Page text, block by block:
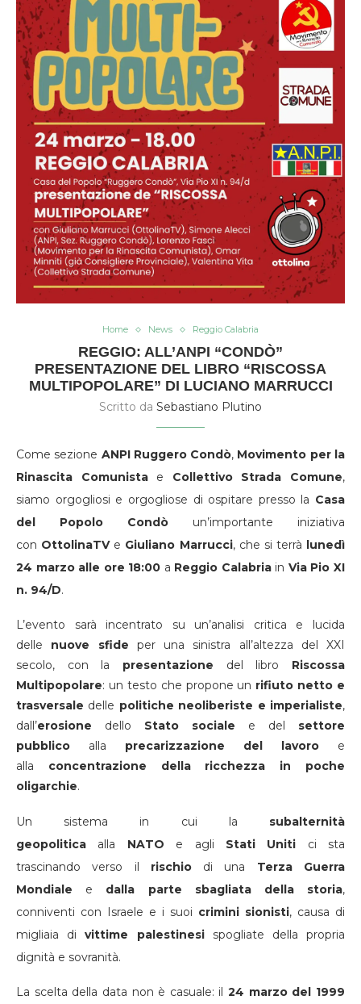
Home News Reggio Calabria
REGGIO: ALL’ANPI “CONDÒ”
PRESENTAZIONE DEL LIBRO “RISCOSSA
MULTIPOPOLARE” DI LUCIANO MARRUCCI
Scritto da Sebastiano Plutino
Come sezione ANPI Ruggero Condò, Movimento per la
Rinascita Comunistae Collettivo Strada Comune,
siamo orgogliosi e orgogliose di ospitare presso la Casa
del Popolo Condò un’importante iniziativa
con OttolinaTVe Giuliano Marrucci, che si terrà
lunedì
24 marzo alle ore 18:00 a Reggio Calabriain Via Pio XI
n. 94/D.
L’evento sarà incentrato su un’analisi critica e lucida
delle nuove sfide per una sinistra all’altezza del XXI
secolo, con la presentazione del libro Riscossa
Multipopolare: un testo che propone un rifiuto netto e
trasversale delle politiche neoliberiste e imperialiste,
dall’erosione dello Stato sociale e del settore
pubblico alla precarizzazione del lavoro e
alla concentrazione della ricchezza in poche
oligarchie.
Un sistema in cui la subalternità
geopolitica alla NATO e agli Stati Uniti ci sta
trascinando verso il rischiodi una Terza Guerra
Mondiale e dalla parte sbagliata della storia,
conniventi con Israele e i suoi crimini sionisti, causa di
migliaia divittime palestinesispogliate della propria
dignità e sovranità.
La scelta della data non è casuale: il24 marzo del 1999